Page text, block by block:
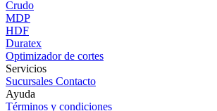
Crudo
MDP
HDF
Duratex
Optimizador de cortes
Servicios
Sucursales Contacto
Ayuda
Términos y condiciones